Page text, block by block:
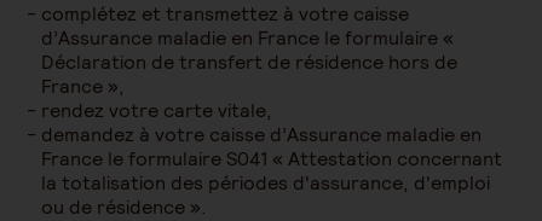
complétez et transmettez à votre caisse
d’Assurance maladie en France le formulaire «
Déclaration de transfert de résidence hors de
France »,
rendez votre carte vitale,
demandez à votre caisse d’Assurance maladie en
France le formulaire S041 « Attestation concernant
la totalisation des périodes d'assurance, d'emploi
ou de résidence ».